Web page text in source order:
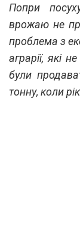
Попри
врожаю не
проблема з
аграрії, які
були
тонну, коли